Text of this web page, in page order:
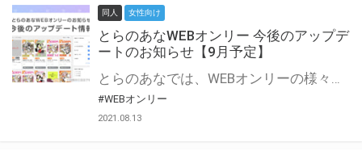
同人 女性向け
とらのあなWEBオンリー 今後のアップデ
ートのお知らせ【9月予定】
とらのあなでは、WEBオンリーの様々な支援を実施しています。 今回は2021年9月に実装を予定しているアップデート情報についてご紹介いたします。 とらのあなWEBオンリーサイトはこちら
#WEBオンリー
2021.08.13